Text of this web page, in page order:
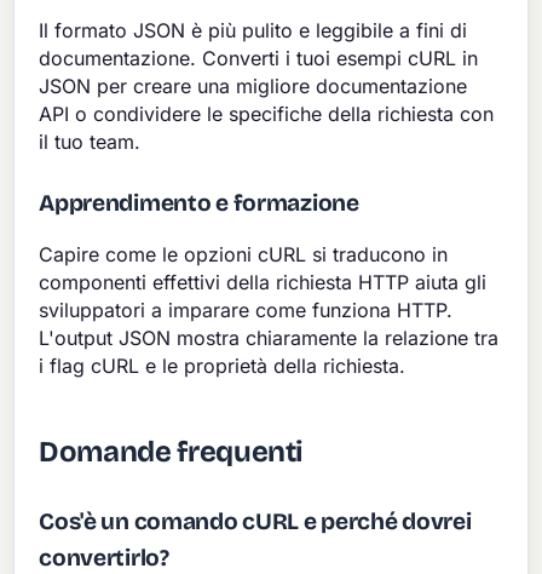
Il formato JSON è più pulito e leggibile a fini di
documentazione. Converti i tuoi esempi cURL in
JSON per creare una migliore documentazione
API o condividere le specifiche della richiesta con
il tuo team.
Apprendimento e formazione
Capire come le opzioni cURL si traducono in
componenti effettivi della richiesta HTTP aiuta gli
sviluppatori a imparare come funziona HTTP.
L'output JSON mostra chiaramente la relazione tra
i flag cURL e le proprietà della richiesta.
Domande frequenti
Cos'è un comando cURL e perché dovrei
convertirlo?